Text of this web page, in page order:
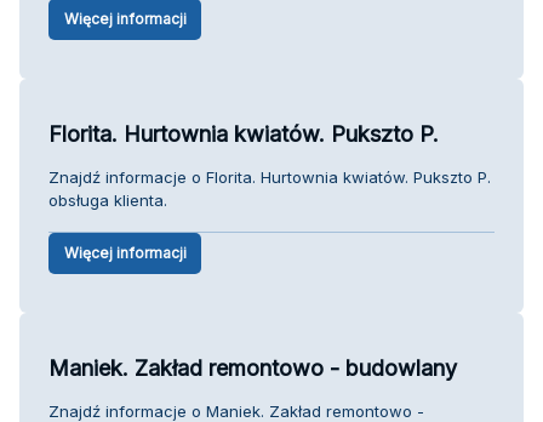
Więcej informacji
Florita. Hurtownia kwiatów. Pukszto P.
Znajdź informacje o Florita. Hurtownia kwiatów. Pukszto P.
obsługa klienta.
Więcej informacji
Maniek. Zakład remontowo - budowlany
Znajdź informacje o Maniek. Zakład remontowo -